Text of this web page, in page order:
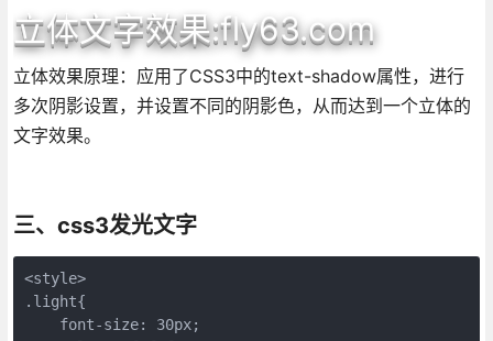
立体文字效果:fly63.com
立体效果原理：应用了CSS3中的text-shadow属性，进行
多次阴影设置，并设置不同的阴影色，从而达到一个立体的
文字效果。
三、css3发光文字
<style>
.light{
    font-size: 30px;